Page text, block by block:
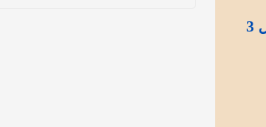
القحطاني يقلق جماهير الأهلي: أخشى أن يعود الملكي لما قبل 3